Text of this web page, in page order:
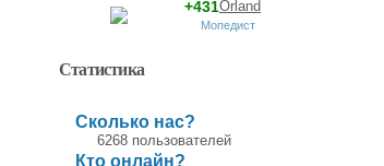
Orland
+431
Мопедист
Статистика
Сколько нас?
6268 пользователей
Кто онлайн?